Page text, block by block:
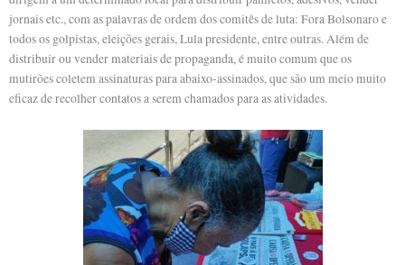
jornais etc., com as palavras de ordem dos comitês de luta: Fora Bolsonaro e
todos os golpistas, eleições gerais, Lula presidente, entre outras. Além de
distribuir ou vender materiais de propaganda, é muito comum que os
mutirões coletem assinaturas para abaixo-assinados, que são um meio muito
eficaz de recolher contatos a serem chamados para as atividades.